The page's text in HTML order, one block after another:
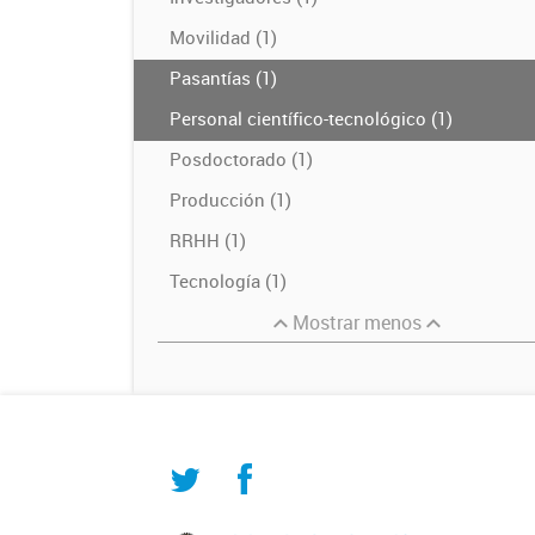
Movilidad (1)
Pasantías (1)
Personal científico-tecnológico (1)
Posdoctorado (1)
Producción (1)
RRHH (1)
Tecnología (1)
Mostrar menos